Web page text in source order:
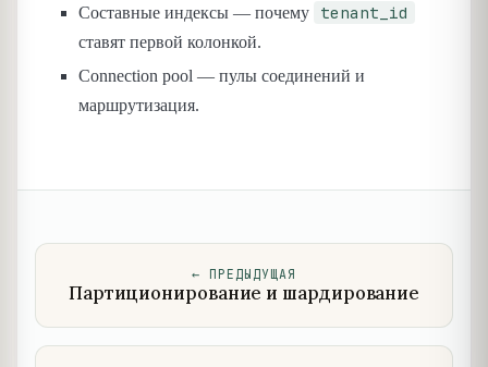
Составные индексы — почему
tenant_id
ставят первой колонкой.
Connection pool — пулы соединений и
маршрутизация.
← ПРЕДЫДУЩАЯ
Партиционирование и шардирование